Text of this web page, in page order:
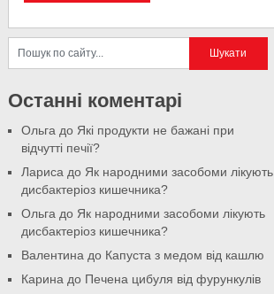
Останні коментарі
Ольга до Які продукти не бажані при
відчутті печії?
Лариса до Як народними засобоми лікують
дисбактеріоз кишечника?
Ольга до Як народними засобоми лікують
дисбактеріоз кишечника?
Валентина до Капуста з медом від кашлю
Карина до Печена цибуля від фурункулів